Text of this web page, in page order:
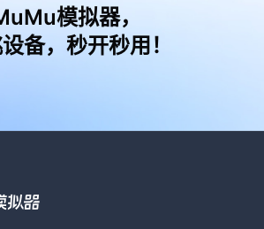
模拟器，
备，秒开秒用！